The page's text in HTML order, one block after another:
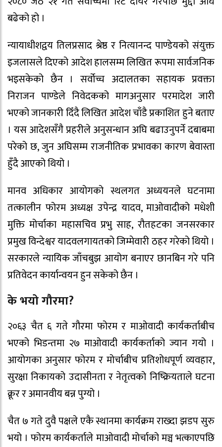
बढेको हो ।
न्यायाधीशद्वय तिलप्रसाद श्रेष्ठ र नित्यानन्द पाण्डेयको संयुक्त
इजलासले दिएको आदेश हालसम्म लिखित रूपमा सार्वजनिक
भइसकेको छैन । सर्वोच्च अदालतका सहायक प्रवक्ता
निराजन पाण्डेले निवेदकको मागअनुसार परमादेश जारी
भएको जानकारी दिँदै लिखित आदेश चाँडै प्रकाशित हुने बताए
। यस आदेशसँगै प्रहरीले अनुसन्धान अघि बढाउनुपर्ने दबाबमा
परेको छ, जुन अघिसम्म राजनीतिक प्रभावका कारण बेवास्ता
हुँदै आएको थियो ।
मानव अधिकार आयोगको स्थलगत अध्ययनले घटनामा
तत्कालीन फोरम अध्यक्ष उपेन्द्र यादव, माओवादीको मधेशी
मुक्ति मोर्चाका महासचिव प्रभु साह, रौतहटका जनसरकार
प्रमुख विन्देश्वर यादवलगायतको जिम्मेवारी ठहर गरेको थियो ।
सरकारले न्यायिक जाँचबुझ आयोग बनाएर छानबिन गरे पनि
प्रतिवेदन कार्यान्वयन हुन सकेको छैन ।
के भयो गौरमा?
२०६३ चैत ६ गते गौरमा फोरम र माओवादी कार्यकर्ताबीच
भएको भिडन्तमा २७ माओवादी कार्यकर्ताको ज्यान गयो ।
आयोगका अनुसार फोरम र मोर्चाबीच प्रतिशोधपूर्ण व्यवहार,
सुरक्षा निकायको उदासीनता र नेतृत्वको निष्क्रियताले घटना
क्रूर र अमानवीय बन्न पुग्यो ।
चैत ७ गते दुवै पक्षले एकै स्थानमा कार्यक्रम राख्दा झडप सुरु
भयो । फोरम कार्यकर्ताले माओवादी मोर्चाको मञ्च भत्काएपछि